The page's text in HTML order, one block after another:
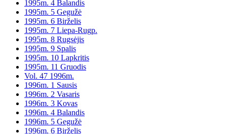
1995m. 4 Balandis
1995m. 5 Gegužė
1995m. 6 Birželis
1995m. 7 Liepa-Rugp.
1995m. 8 Rugsėjis
1995m. 9 Spalis
1995m. 10 Lapkritis
1995m. 11 Gruodis
Vol. 47 1996m.
1996m. 1 Sausis
1996m. 2 Vasaris
1996m. 3 Kovas
1996m. 4 Balandis
1996m. 5 Gegužė
1996m. 6 Birželis